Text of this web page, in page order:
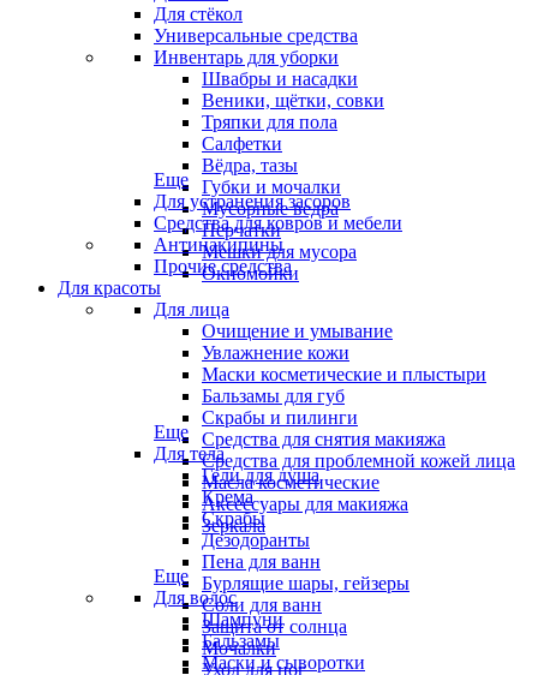
Для стёкол
Универсальные средства
Инвентарь для уборки
Швабры и насадки
Веники, щётки, совки
Тряпки для пола
Салфетки
Вёдра, тазы
Губки и мочалки
Мусорные ведра
Перчатки
Мешки для мусора
Окномойки
Еще
Для устранения засоров
Средства для ковров и мебели
Антинакипины
Прочие средства
Для красоты
Для лица
Очищение и умывание
Увлажнение кожи
Маски косметические и плыстыри
Бальзамы для губ
Скрабы и пилинги
Средства для снятия макияжа
Средства для проблемной кожей лица
Масла косметические
Аксессуары для макияжа
Зеркала
Еще
Для тела
Гели для душа
Крема
Скрабы
Дезодоранты
Пена для ванн
Бурлящие шары, гейзеры
Соли для ванн
Защита от солнца
Мочалки
Уход для ног
Еще
Для волос
Шампуни
Бальзамы
Маски и сыворотки